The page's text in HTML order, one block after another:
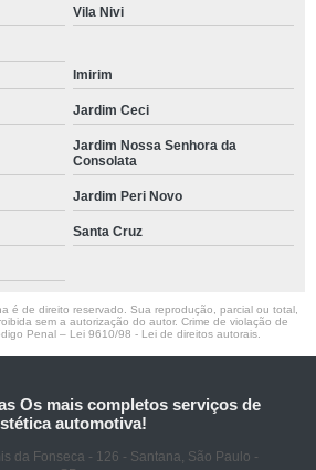
Vila Nivi
Imirim
Jardim Ceci
Jardim Nossa Senhora da
Consolata
Jardim Peri Novo
Santa Cruz
é de direito reservado. Sua reprodução, parcial ou total,
sem a autorização do autor. Crime de violação de
Penal – Lei 9610/98 - Lei de direitos autorais
Os mais completos serviços de
automotiva!
da Fonseca - 126 - Santana, São Paulo -